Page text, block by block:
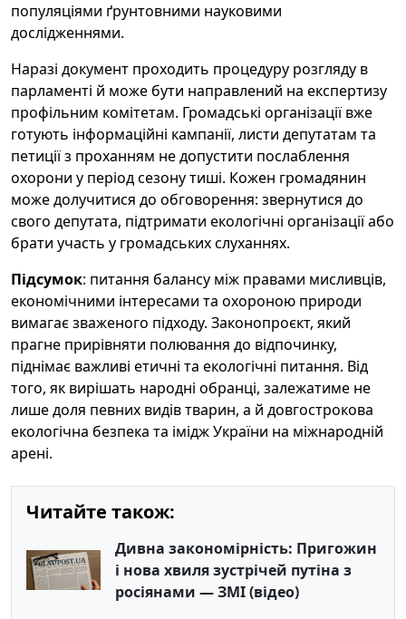
популяціями ґрунтовними науковими
дослідженнями.
Наразі документ проходить процедуру розгляду в
парламенті й може бути направлений на експертизу
профільним комітетам. Громадські організації вже
готують інформаційні кампанії, листи депутатам та
петиції з проханням не допустити послаблення
охорони у період сезону тиші. Кожен громадянин
може долучитися до обговорення: звернутися до
свого депутата, підтримати екологічні організації або
брати участь у громадських слуханнях.
Підсумок: питання балансу між правами мисливців,
економічними інтересами та охороною природи
вимагає зваженого підходу. Законопроєкт, який
прагне прирівняти полювання до відпочинку,
піднімає важливі етичні та екологічні питання. Від
того, як вирішать народні обранці, залежатиме не
лише доля певних видів тварин, а й довгострокова
екологічна безпека та імідж України на міжнародній
арені.
Читайте також:
Дивна закономірність: Пригожин
і нова хвиля зустрічей путіна з
росіянами — ЗМІ (відео)